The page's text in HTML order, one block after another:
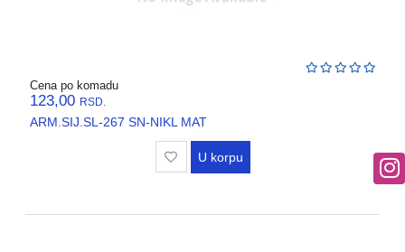
Cena po komadu
123,00 RSD.
ARM.SIJ.SL-267 SN-NIKL MAT
U korpu